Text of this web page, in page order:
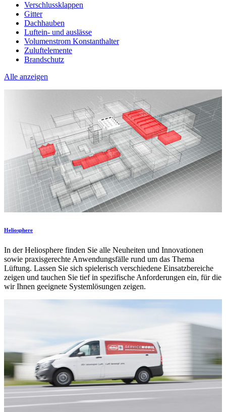
Verschlussklappen
Gitter
Dachhauben
Luftein- und auslässe
Volumenstrom Konstanthalter
Zuluftelemente
Brandschutz
Alle anzeigen
Heliosphere
In der Heliosphere finden Sie alle Neuheiten und Innovationen
sowie praxisgerechte Anwendungsfälle rund um das Thema
Lüftung. Lassen Sie sich spielerisch verschiedene Einsatzbereiche
zeigen und tauchen Sie tief in spezifische Anforderungen ein, für die
wir Ihnen geeignete Systemlösungen zeigen.